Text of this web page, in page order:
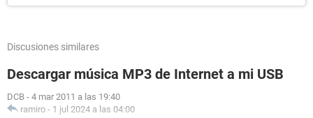
Discusiones similares
Descargar música MP3 de Internet a mi USB
DCB - 4 mar 2011 a las 19:40
ramiro - 1 jul 2024 a las 04:00